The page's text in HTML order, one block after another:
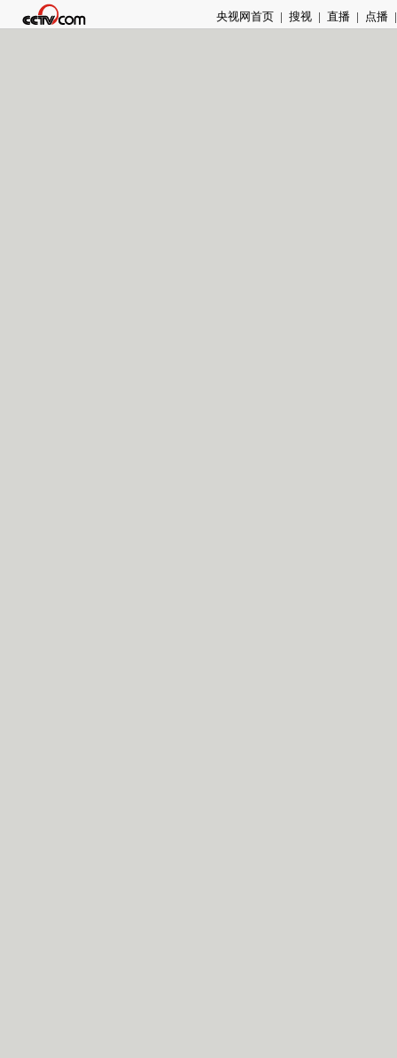
央视网首页 | 搜视 | 直播 | 点播 |